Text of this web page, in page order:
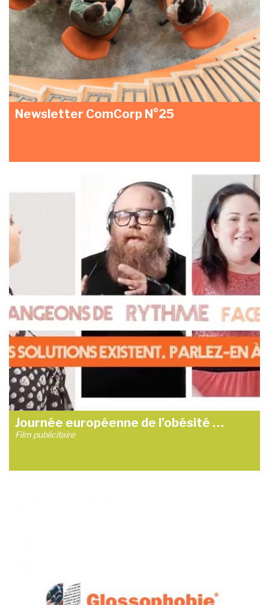
Newsletter ComCorp N°25
Journée européenne de l’obésité …
Film publicitaire